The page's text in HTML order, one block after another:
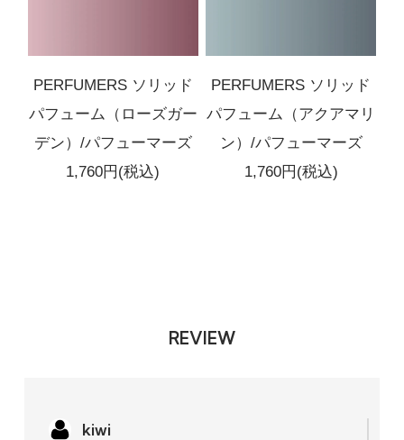
PERFUMERS ソリッド
パフューム（ローズガー
デン）/パフューマーズ
1,760円(税込)
PERFUMERS ソリッド
パフューム（アクアマリ
ン）/パフューマーズ
1,760円(税込)
REVIEW
kiwi